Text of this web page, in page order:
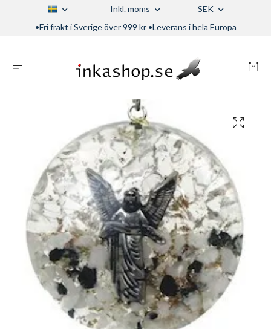
Inkl. moms
SEK
•Fri frakt i Sverige över 999 kr •Leverans i hela Europa